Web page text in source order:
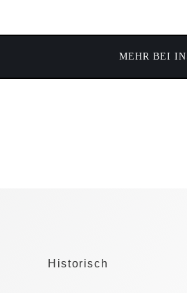
MEHR BEI
Historisch